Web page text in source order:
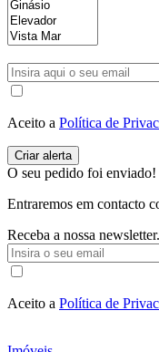
Aceito a Política de
O seu pedido foi enviado!
Entraremos em contacto
Receba a nossa newsletter.
Aceito a Política de